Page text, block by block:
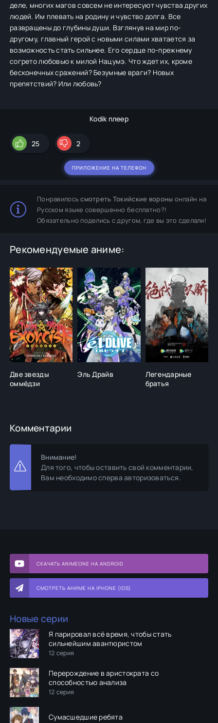
СКАЧАТЬ ANIMEONE НА ANDROID
СМОТРЕТЬ АНИМЕ НА IPHONE (IOS)
Новые серии
Я парировал всё время, чтобы стать
сильнейшим авантюристом
12 серия
Перерождение в аристократа со
способностью анализа
12 серия
Сумасшедшие ребята
деле, многих магов совсем не интересуют чувства других
людей. Им плевать на родину и чувство долга. Все
развращены до глубины души. Взглянув на мир по-
другому, главный герой с новыми силами хватается за
возможность стать сильнее. Его сердце по-прежнему
согрето любовью к милой Нацумэ. Что ждет их, кроме
бесконечных сражений? Безумные враги? Новых
препятствий? Или любовь?
Kodik плеер
25 2
ПРИЛОЖЕНИЕ НА ТЕЛЕФОН
Понравилосьсмотреть Токийские вороны онлайн на
Русском языке совершенно бесплатно?!
Обязательно поделись с другом, где вы это сделали!
Рекомендуемые аниме:
Две звезды
оммёдзи
Эль Драйв
Легендарные
братья
Комментарии
Внимание!
Для того, чтобы оставить свой комментарии,
Вам необходимо сперва авторизоваться.